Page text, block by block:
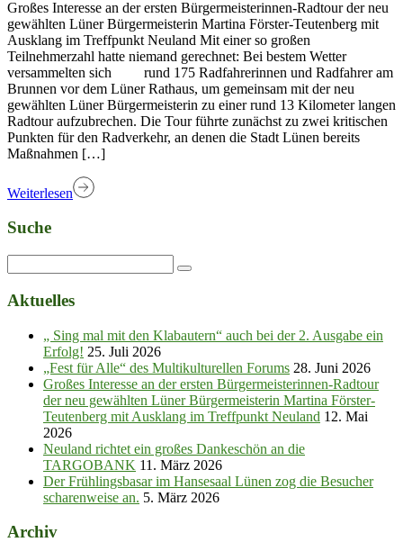
Großes Interesse an der ersten Bürgermeisterinnen-Radtour der neu
gewählten Lüner Bürgermeisterin Martina Förster-Teutenberg mit
Ausklang im Treffpunkt Neuland Mit einer so großen
Teilnehmerzahl hatte niemand gerechnet: Bei bestem Wetter
versammelten sich rund 175 Radfahrerinnen und Radfahrer am
Brunnen vor dem Lüner Rathaus, um gemeinsam mit der neu
gewählten Lüner Bürgermeisterin zu einer rund 13 Kilometer langen
Radtour aufzubrechen. Die Tour führte zunächst zu zwei kritischen
Punkten für den Radverkehr, an denen die Stadt Lünen bereits
Maßnahmen […]
Weiterlesen
Suche
Aktuelles
„ Sing mal mit den Klabautern“ auch bei der 2. Ausgabe ein
Erfolg! 25. Juli 2026
„Fest für Alle“ des Multikulturellen Forums 28. Juni 2026
Großes Interesse an der ersten Bürgermeisterinnen-Radtour
der neu gewählten Lüner Bürgermeisterin Martina Förster-
Teutenberg mit Ausklang im Treffpunkt Neuland 12. Mai
2026
Neuland richtet ein großes Dankeschön an die
TARGOBANK 11. März 2026
Der Frühlingsbasar im Hansesaal Lünen zog die Besucher
scharenweise an. 5. März 2026
Archiv